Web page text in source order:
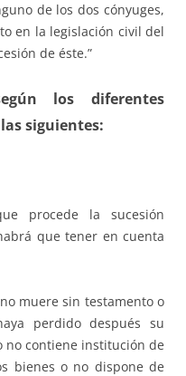
de los dos cónyuges,
en la legislación civil del
de éste.”
los diferentes
siguientes:
procede la sucesión
que tener en cuenta
muere sin testamento o
perdido después su
no contiene institución de
bienes o no dispone de